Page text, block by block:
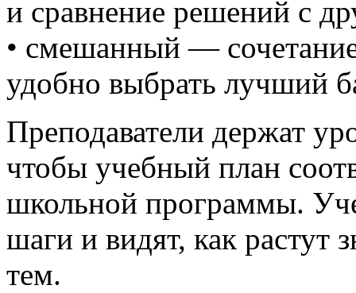
и сравнение решений с
• смешанный —
удобно выбрать лучший
Преподаватели держат
чтобы учебный план
школьной программы.
шаги и видят, как растут
тем.